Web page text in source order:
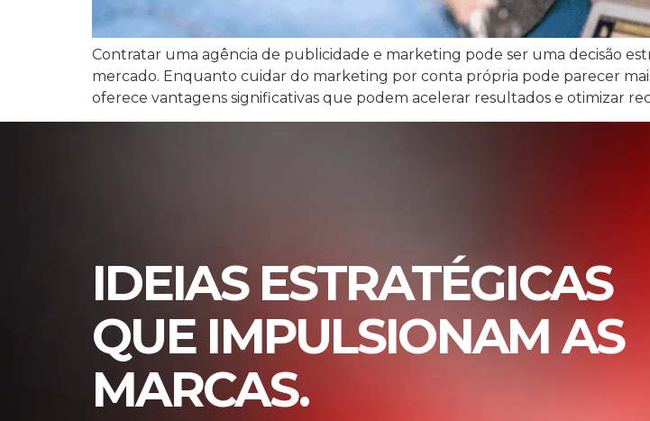
Contratar uma agência de publicidade e marketing pode ser uma decisão
mercado. Enquanto cuidar do marketing por conta própria pode parecer
oferece vantagens significativas que podem acelerar resultados e otimizar
IDEIAS ESTRATÉGICAS
QUE IMPULSIONAM AS
MARCAS.